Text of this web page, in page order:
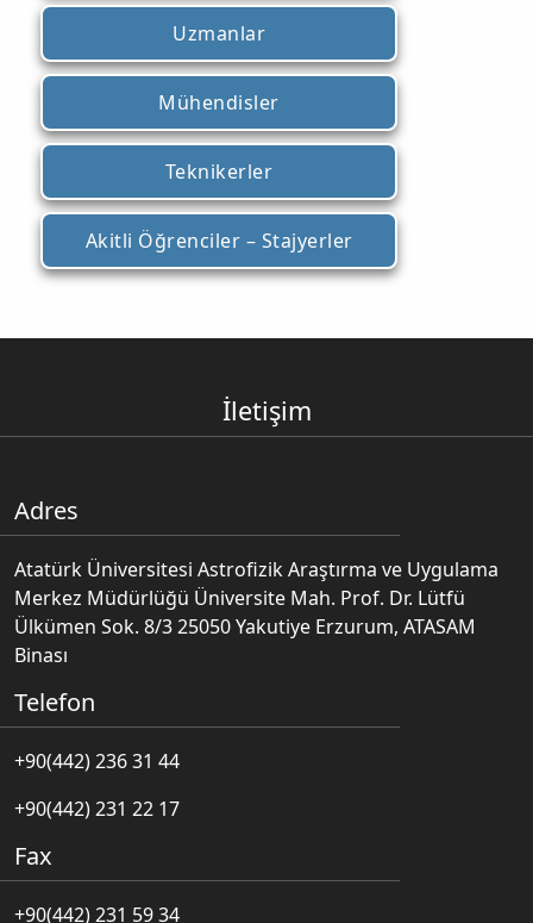
Uzmanlar
Mühendisler
Teknikerler
Akitli Öğrenciler – Stajyerler
İletişim
Adres
Atatürk Üniversitesi Astrofizik Araştırma ve Uygulama
Merkez Müdürlüğü Üniversite Mah. Prof. Dr. Lütfü
Ülkümen Sok. 8/3 25050 Yakutiye Erzurum, ATASAM
Binası
Telefon
+90(442) 236 31 44
+90(442) 231 22 17
Fax
+90(442) 231 59 34